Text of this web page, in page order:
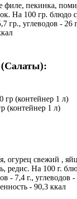
филе, пекинка,
На 100 гр. блюдо
гр., углеводов - 26
(Салаты):
(контейнер 1 л)
огурец свежий ,
редис. На 100 г.
- 7,4 г., углеводов -
- 90,3 ккал